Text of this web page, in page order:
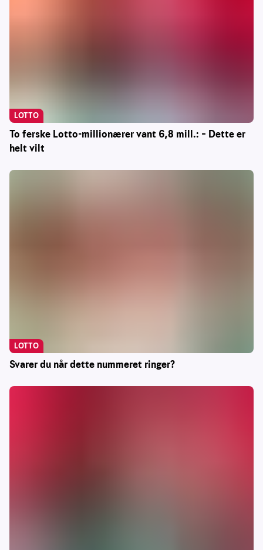
To ferske Lotto-millionærer vant 6,8 mill.: – Dette er
helt vilt
LOTTO
Svarer du når dette nummeret ringer?
LOTTO